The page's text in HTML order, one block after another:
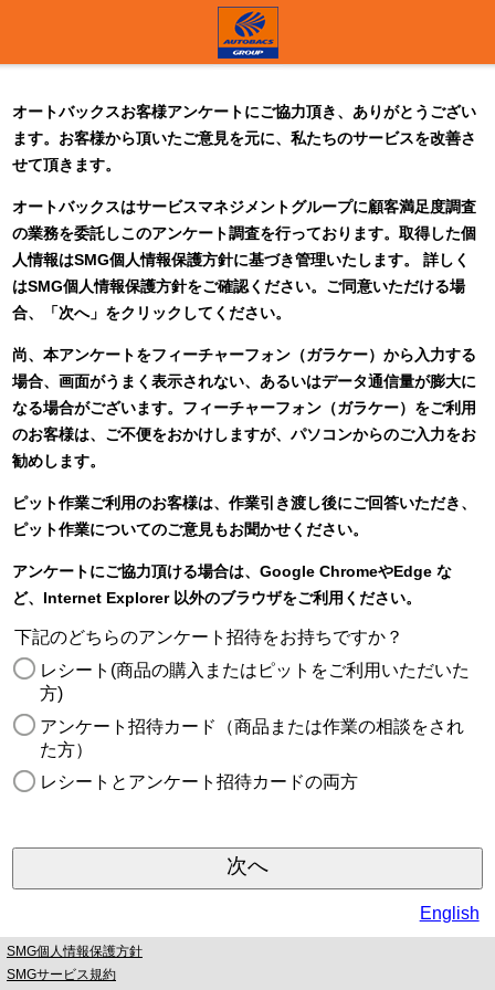
オートバックスお客様アンケートにご協力頂き、ありがとうござい
ます。お客様から頂いたご意見を元に、私たちのサービスを改善さ
せて頂きます。
オートバックスはサービスマネジメントグループに顧客満足度調査
の業務を委託しこのアンケート調査を行っております。取得した個
人情報はSMG個人情報保護方針に基づき管理いたします。 詳しく
はSMG個人情報保護方針をご確認ください。ご同意いただける場
合、「次へ」をクリックしてください。
尚、本アンケートをフィーチャーフォン（ガラケー）から入力する
場合、画面がうまく表示されない、あるいはデータ通信量が膨大に
なる場合がございます。フィーチャーフォン（ガラケー）をご利用
のお客様は、ご不便をおかけしますが、パソコンからのご入力をお
勧めします。
ピット作業ご利用のお客様は、作業引き渡し後にご回答いただき、
ピット作業についてのご意見もお聞かせください。
アンケートにご協力頂ける場合は、Google ChromeやEdge な
ど、Internet Explorer 以外のブラウザをご利用ください。
下記のどちらのアンケート招待をお持ちですか？
レシート(商品の購入またはピットをご利用いただいた
方)
アンケート招待カード（商品または作業の相談をされ
た方）
レシートとアンケート招待カードの両方
English
SMG個人情報保護方針
SMGサービス規約